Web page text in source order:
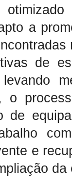
a
de
levando
o
e